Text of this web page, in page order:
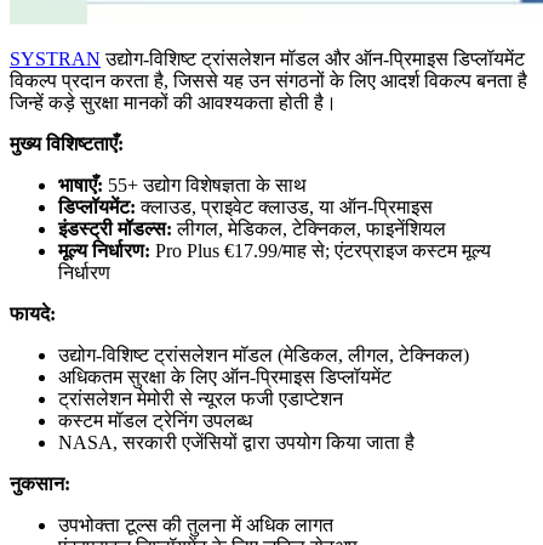
SYSTRAN उद्योग-विशिष्ट ट्रांसलेशन मॉडल और ऑन-प्रिमाइस डिप्लॉयमेंट
विकल्प प्रदान करता है, जिससे यह उन संगठनों के लिए आदर्श विकल्प बनता है
जिन्हें कड़े सुरक्षा मानकों की आवश्यकता होती है।
मुख्य विशिष्टताएँ:
भाषाएँ: 55+ उद्योग विशेषज्ञता के साथ
डिप्लॉयमेंट: क्लाउड, प्राइवेट क्लाउड, या ऑन-प्रिमाइस
इंडस्ट्री मॉडल्स: लीगल, मेडिकल, टेक्निकल, फाइनेंशियल
मूल्य निर्धारण: Pro Plus €17.99/माह से; एंटरप्राइज कस्टम मूल्य
निर्धारण
फायदे:
उद्योग-विशिष्ट ट्रांसलेशन मॉडल (मेडिकल, लीगल, टेक्निकल)
अधिकतम सुरक्षा के लिए ऑन-प्रिमाइस डिप्लॉयमेंट
ट्रांसलेशन मेमोरी से न्यूरल फजी एडाप्टेशन
कस्टम मॉडल ट्रेनिंग उपलब्ध
NASA, सरकारी एजेंसियों द्वारा उपयोग किया जाता है
नुकसान:
उपभोक्ता टूल्स की तुलना में अधिक लागत